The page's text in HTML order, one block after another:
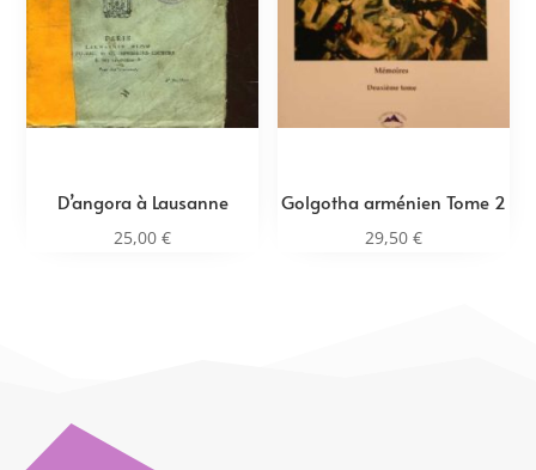
D’angora à Lausanne
25,00€
Golgotha arménien Tome 2
29,50 €